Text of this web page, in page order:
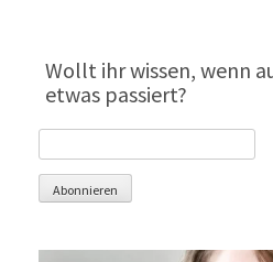
Wollt ihr wissen, wenn
etwas passiert?